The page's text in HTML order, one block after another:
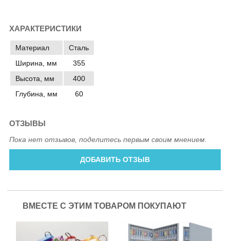
ХАРАКТЕРИСТИКИ
Материал
Сталь
Ширина, мм
355
Высота, мм
400
Глубина, мм
60
ОТЗЫВЫ
Пока нет отзывов, поделитесь первым своим мнением.
ДОБАВИТЬ ОТЗЫВ
ВМЕСТЕ С ЭТИМ ТОВАРОМ ПОКУПАЮТ